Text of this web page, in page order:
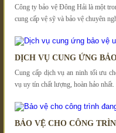
Công ty bảo vệ Đông Hải là một
cung cấp vệ sỹ và bảo vệ chuyên
DỊCH VỤ CUNG ỨNG
Cung cấp dịch vụ an ninh tối ưu
vụ uy tín chất lượng, hoàn hảo nhất.
BẢO VỆ CHO CÔNG